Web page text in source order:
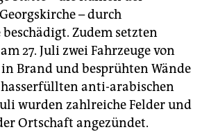
– durch
Zudem setzten
27. Juli zwei Fahrzeuge von
Brand und besprühten Wände
anti-arabischen
wurden zahlreiche Felder und
Ortschaft angezündet.